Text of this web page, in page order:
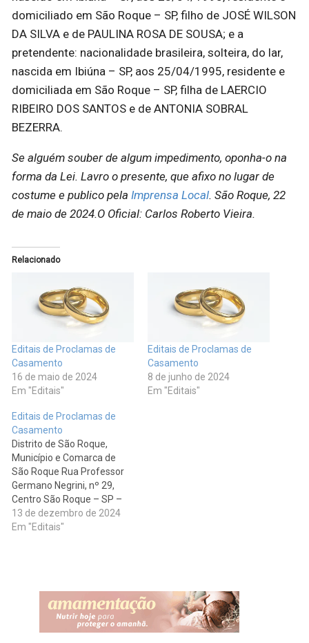
domiciliado em São Roque – SP, filho de JOSÉ WILSON
DA SILVA e de PAULINA ROSA DE SOUSA; e a
pretendente: nacionalidade brasileira, solteira, do lar,
nascida em Ibiúna – SP, aos 25/04/1995, residente e
domiciliada em São Roque – SP, filha de LAERCIO
RIBEIRO DOS SANTOS e de ANTONIA SOBRAL
BEZERRA.
Se alguém souber de algum impedimento, oponha-o na
forma da Lei. Lavro o presente, que afixo no lugar de
costume e publico pela Imprensa Local. São Roque, 22
de maio de 2024.O Oficial: Carlos Roberto Vieira.
Relacionado
Editais de Proclamas de
Casamento
16 de maio de 2024
Em "Editais"
Editais de Proclamas de
Casamento
8 de junho de 2024
Em "Editais"
Editais de Proclamas de
Casamento
Distrito de São Roque,
Município e Comarca de
São Roque Rua Professor
Germano Negrini, nº 29,
Centro São Roque – SP –
CEP: 18130-450 Tel.: 11-
4712-4945 divulga os
divorciado, engenheiro,
nascido em Santos - SP, aos
13 de dezembro de 2024
Em "Editais"